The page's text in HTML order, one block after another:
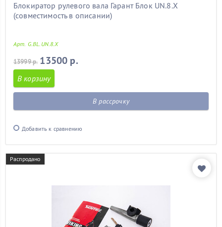
Блокиратор рулевого вала Гарант Блок UN.8.X
(совместимость в описании)
Арт. G.BL.UN.8.X
13999 р. 13500 р.
В корзину
В рассрочку
Добавить к сравнению
Распродано